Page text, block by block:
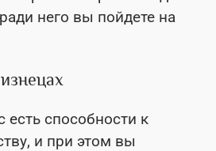
него вы пойдете на
есть способности к
и при этом вы